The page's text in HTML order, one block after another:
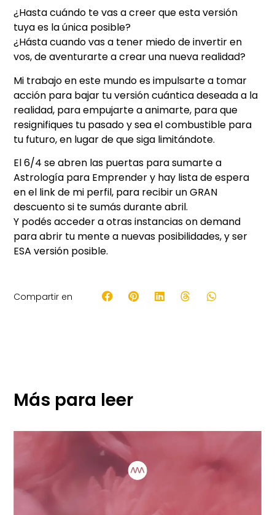
¿Hasta cuándo te vas a creer que esta versión
tuya es la única posible?
¿Hásta cuando vas a tener miedo de invertir en
vos, de aventurarte a crear una nueva realidad?
Mi trabajo en este mundo es impulsarte a tomar
acción para bajar tu versión cuántica deseada a la
realidad, para empujarte a animarte, para que
resignifiques tu pasado y sea el combustible para
tu futuro, en lugar de que siga limitándote.
El 6/4 se abren las puertas para sumarte a
Astrología para Emprender y hay lista de espera
en el link de mi perfil, para recibir un GRAN
descuento si te sumás durante abril.
Y podés acceder a otras instancias on demand
para abrir tu mente a nuevas posibilidades, y ser
ESA versión posible.
Compartir en
Más para leer